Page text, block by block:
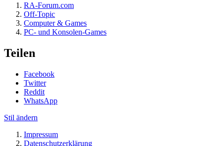
RA-Forum.com
Off-Topic
Computer & Games
PC- und Konsolen-Games
Teilen
Facebook
Twitter
Reddit
WhatsApp
Stil ändern
Impressum
Datenschutzerklärung